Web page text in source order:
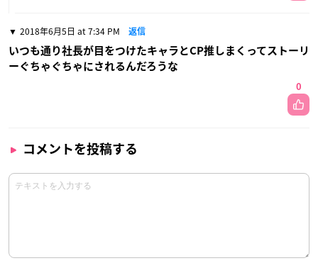
2018年6月5日 at 7:34 PM 返信
いつも通り社長が目をつけたキャラとCP推しまくってストーリ
ーぐちゃぐちゃにされるんだろうな
0
コメントを投稿する